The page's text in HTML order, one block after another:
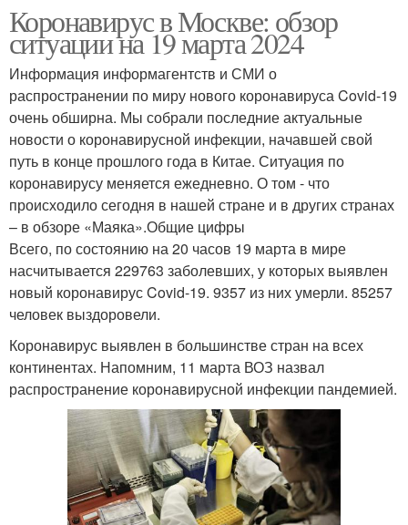
Коронавирус в Москве: обзор
ситуации на 19 марта 2024
Информация информагентств и СМИ о
распространении по миру нового коронавируса Covid-19
очень обширна. Мы собрали последние актуальные
новости о коронавирусной инфекции, начавшей свой
путь в конце прошлого года в Китае. Ситуация по
коронавирусу меняется ежедневно. О том - что
происходило сегодня в нашей стране и в других странах
– в обзоре «Маяка».Общие цифры
Всего, по состоянию на 20 часов 19 марта в мире
насчитывается 229763 заболевших, у которых выявлен
новый коронавирус Covid-19. 9357 из них умерли. 85257
человек выздоровели.
Коронавирус выявлен в большинстве стран на всех
континентах. Напомним, 11 марта ВОЗ назвал
распространение коронавирусной инфекции пандемией.